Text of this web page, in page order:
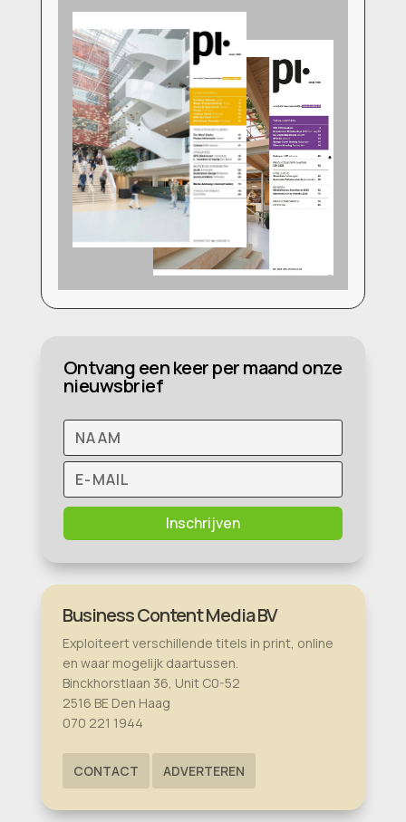
Ontvang een keer per maand onze
nieuwsbrief
Inschrijven
Business Content Media BV
Exploiteert verschillende titels in print, online
en waar mogelijk daartussen.
Binckhorstlaan 36, Unit C0-52
2516 BE Den Haag
070 221 1944
CONTACT ADVERTEREN